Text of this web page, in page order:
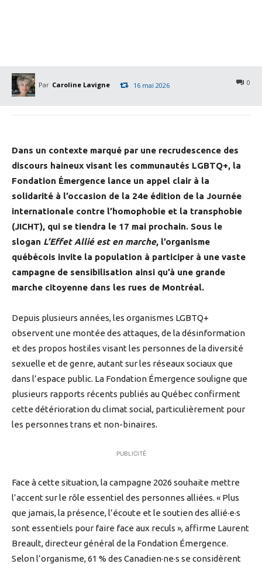
Par Caroline Lavigne 0
16 mai 2026
Dans un contexte marqué par une recrudescence des
discours haineux visant les communautés LGBTQ+, la
Fondation Émergence lance un appel clair à la
solidarité à l’occasion de la 24e édition de la Journée
internationale contre l’homophobie et la transphobie
(JICHT), qui se tiendra le 17 mai prochain. Sous le
slogan L’Effet Allié est en marche, l’organisme
québécois invite la population à participer à une vaste
campagne de sensibilisation ainsi qu’à une grande
marche citoyenne dans les rues de Montréal.
Depuis plusieurs années, les organismes LGBTQ+
observent une montée des attaques, de la désinformation
et des propos hostiles visant les personnes de la diversité
sexuelle et de genre, autant sur les réseaux sociaux que
dans l’espace public. La Fondation Émergence souligne que
plusieurs rapports récents publiés au Québec confirment
cette détérioration du climat social, particulièrement pour
les personnes trans et non-binaires.
PUBLICITÉ
Face à cette situation, la campagne 2026 souhaite mettre
l’accent sur le rôle essentiel des personnes alliées. « Plus
que jamais, la présence, l’écoute et le soutien des allié·e·s
sont essentiels pour faire face aux reculs », affirme Laurent
Breault, directeur général de la Fondation Émergence.
Selon l’organisme, 61 % des Canadien·ne·s se considèrent